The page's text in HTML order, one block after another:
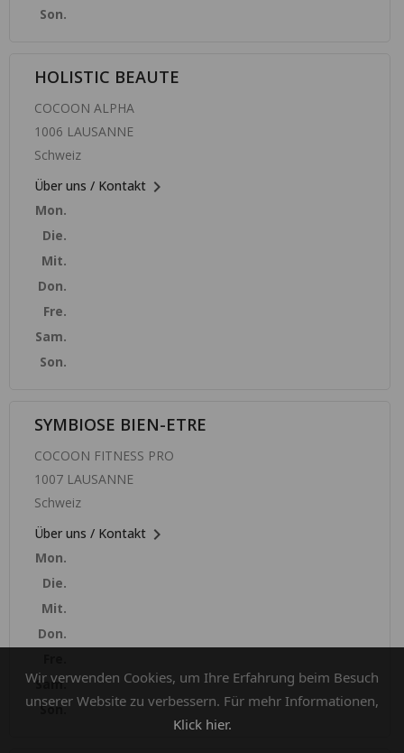
Wir verwenden Cookies, um Ihre Erfahrung beim Besuch
unserer Website zu verbessern. Für mehr Informationen,
Klick hier.
Son.
HOLISTIC BEAUTE
COCOON ALPHA
1006 LAUSANNE
Schweiz
Über uns / Kontakt 
Mon.
Die.
Mit.
Don.
Fre.
Sam.
Son.
SYMBIOSE BIEN-ETRE
COCOON FITNESS PRO
1007 LAUSANNE
Schweiz
Über uns / Kontakt 
Mon.
Die.
Mit.
Don.
Sam.
Son.